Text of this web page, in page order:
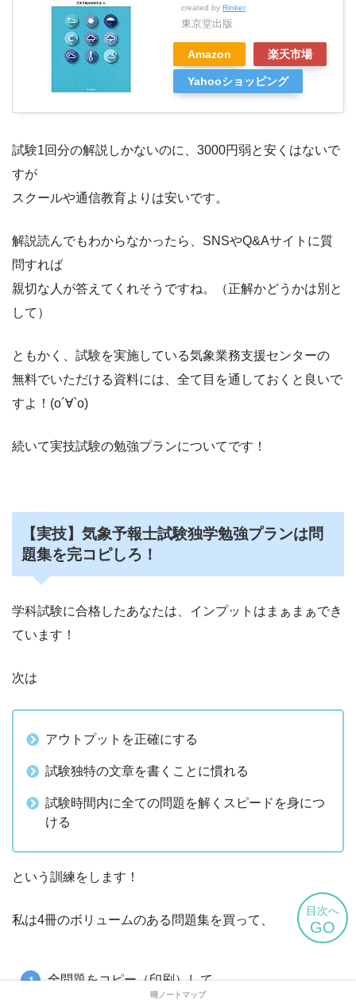
目次へ
GO
created by Rinker
東京堂出版
Amazon 楽天市場
Yahooショッピング
試験1回分の解説しかないのに、3000円弱と安くはないで
すが
スクールや通信教育よりは安いです。
解説読んでもわからなかったら、SNSやQ&Aサイトに質
問すれば
親切な人が答えてくれそうですね。（正解かどうかは別と
して）
ともかく、試験を実施している気象業務支援センターの
無料でいただける資料には、全て目を通しておくと良いで
すよ！(о´∀`о)
続いて実技試験の勉強プランについてです！
【実技】気象予報士試験独学勉強プランは問
題集を完コピしろ！
学科試験に合格したあなたは、インプットはまぁまぁでき
ています！
次は
アウトプットを正確にする
試験独特の文章を書くことに慣れる
試験時間内に全ての問題を解くスピードを身につ
ける
という訓練をします！
私は4冊のボリュームのある問題集を買って、
全問題をコピー（印刷）して
晴ノートマップ